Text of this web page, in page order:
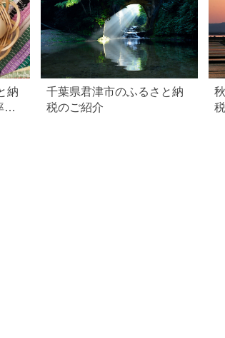
納
・
千葉県君津市のふるさと納
税のご紹介